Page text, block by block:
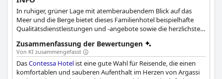
In ruhiger, grüner Lage mit atemberaubendem Blick auf das
Meer und die Berge bietet dieses Familienhotel beispielhafte
Qualitätsdienstleistungen und -angebote sowie die herzlichste
Zusammenfassung der Bewertungen
Von KI zusammengefasst
DasContessa Hotel ist eine gute Wahl für Reisende, die einen
komfortablen und sauberen Aufenthalt im Herzen von Argassi